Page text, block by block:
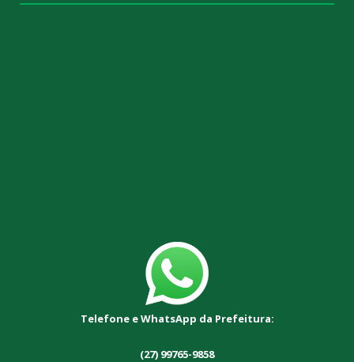
Telefone e WhatsApp da Prefeitura:
(27) 99765-9858